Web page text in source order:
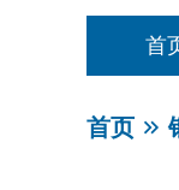
首
首页